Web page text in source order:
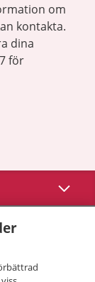
om
kontakta.
dina
för
Visa